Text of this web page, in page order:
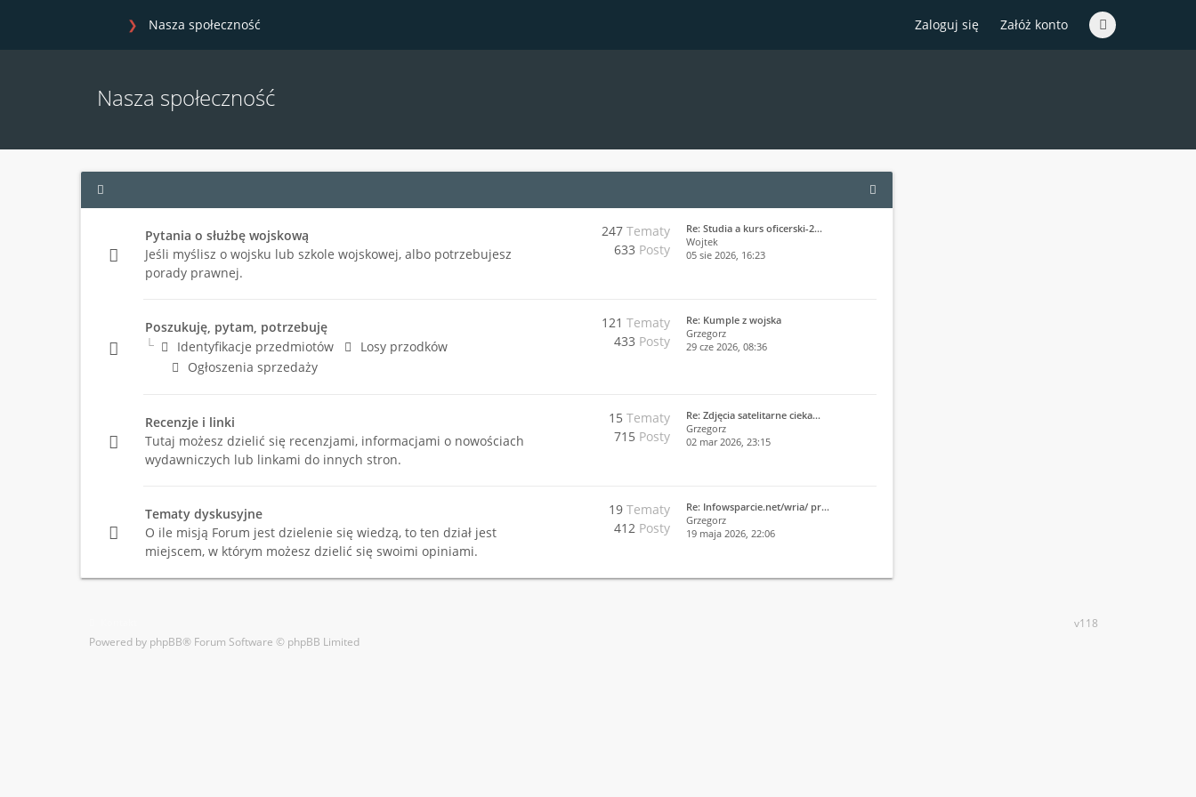
Zaloguj się Załóż konto
Nasza społeczność
Nasza społeczność
Pytania o służbę wojskową
Jeśli myślisz o wojsku lub szkole wojskowej, albo potrzebujesz
porady prawnej.
247 Tematy
633 Posty
Re: Studia a kurs oficerski-2…
Wojtek
05 sie 2026, 16:23
Poszukuję, pytam, potrzebuję
Identyfikacje przedmiotów
Losy przodków
Ogłoszenia sprzedaży
121 Tematy
433 Posty
Re: Kumple z wojska
Grzegorz
29 cze 2026, 08:36
Recenzje i linki
Tutaj możesz dzielić się recenzjami, informacjami o nowościach
wydawniczych lub linkami do innych stron.
15 Tematy
715 Posty
Re: Zdjęcia satelitarne cieka…
Grzegorz
02 mar 2026, 23:15
Tematy dyskusyjne
O ile misją Forum jest dzielenie się wiedzą, to ten dział jest
miejscem, w którym możesz dzielić się swoimi opiniami.
19 Tematy
412 Posty
Re: Infowsparcie.net/wria/ pr…
Grzegorz
19 maja 2026, 22:06
v118
Powered by phpBB® Forum Software © phpBB Limited